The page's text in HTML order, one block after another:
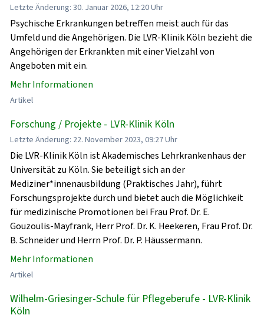
Letzte Änderung: 30. Januar 2026, 12:20 Uhr
Psychische Erkrankungen betreffen meist auch für das
Umfeld und die Angehörigen. Die LVR-Klinik Köln bezieht die
Angehörigen der Erkrankten mit einer Vielzahl von
Angeboten mit ein.
Mehr Informationen
Artikel
Forschung / Projekte - LVR-Klinik Köln
Letzte Änderung: 22. November 2023, 09:27 Uhr
Die LVR-Klinik Köln ist Akademisches Lehrkrankenhaus der
Universität zu Köln. Sie beteiligt sich an der
Mediziner*innenausbildung (Praktisches Jahr), führt
Forschungsprojekte durch und bietet auch die Möglichkeit
für medizinische Promotionen bei Frau Prof. Dr. E.
Gouzoulis-Mayfrank, Herr Prof. Dr. K. Heekeren, Frau Prof. Dr.
B. Schneider und Herrn Prof. Dr. P. Häussermann.
Mehr Informationen
Artikel
Wilhelm-Griesinger-Schule für Pflegeberufe - LVR-Klinik
Köln